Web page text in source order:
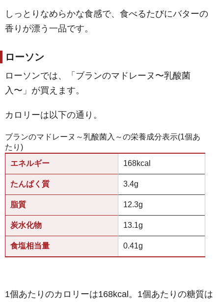
しっとりなめらかな食感で、食べるたびにバターの
香りが漂う一品です。
ローソン
ローソンでは、「ブランのマドレーヌ〜乳酸菌
入〜」が買えます。
カロリーは以下の通り。
ブランのマドレーヌ～乳酸菌入～の栄養成分表示(1個あ
たり)
エネルギー
168kcal
たんぱく質 3.4g
脂質 12.3g
炭水化物 13.1g
食塩相当量 0.41g
1個あたりのカロリーは168kcal。1個あたりの糖質は